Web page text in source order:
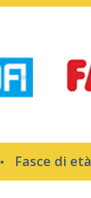
Fasce di età